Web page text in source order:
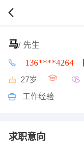
马/ 先生
136****4264
27岁
工作经验
求职意向